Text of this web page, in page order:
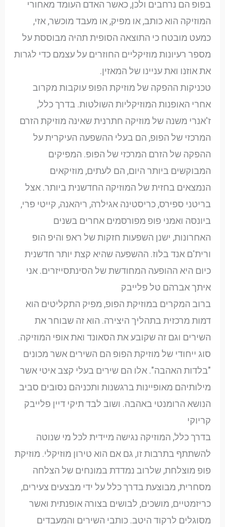
בפופ הם נרחבים ולכן, כאשר האדם העומד מאחורי
המוזיקה הוא כותב, או מפיק, או מעבד מוכשר, אזי,
כמעט מובטח כי התוצאה הסופית תהיה מבוססת על
מספר רעיונות מוזיקליים החוזרים על עצמם כדי לגרות
את אוזנו ואת עניינו של המאזין.
טכניקות ההפקה של מוזיקת הפופ עוקבות מקרוב
אחרי האופנות המוזיקליות השולטות. בדרך כלל,
ז'אנרי משנה של מוזיקה חתרנית שאינה מוזיקת הזרם
המרכזי של הפופ, הם בעלי ההשפעה העיקרית על
ההפקה של הזרם המרכזי של הפופ. המפיקים
המבוקשים ביותר היום, הם לעתים, מוזיקאים
הנמצאים בחזית של המוזיקה החדשנית ביותר. אצל
בריטני ספירס, כריסטינה אגילרה, ריהאנה, קייטי פרי,
ביונסה ואמני פופ מפורסמים אחרים בשנים
האחרונות, ישנן השפעות חזקות של ראפ והיפ הופ
ורית'ם אנד בלוז. ההשפעה שהיא קצת יותר חדשנית
כיום היא ההופעה המחודשת של הסינתסייזרים. אני
איתך אברהם טל פלייבק
ברוב המקרים במוזיקת הפופ, מפיק התקליטים הוא
דמות מרכזית בתהליך היצירה. הוא זה שבוחר את
השירים וגם זה שקובע את הסאונד ואת אופי המוזיקה.
סוג ייחודי של מוזיקת הפופ הם השירים אשר מכונים
"בלדות האהבה". אלו הם שירים בעלי קצב איטי אשר
מילותיהם מאופיינות ברגשנות ותכניהם נסובים סביב
הנושא הרומנטי באהבה. ושוב לבד תיקי דיין פלייבק
קריוקי
בדרך כלל, המוזיקה נגישה מיידית לכל מי שנוטה
להשתתף בתרבות זו, גם אם הוא טירון מוזיקלי. מוזיקת
פופ מוצלחת, שלרוב נמדדת במונחים של הצלחה
מסחרית, מבוצעת בדרך כלל על ידי מבצעים צעירים,
כריזמטיים, מושכים, לבושים בצורה אופנתית ואשר
מסוגלים לרקוד היטב. כותבי השירים והמעבדים